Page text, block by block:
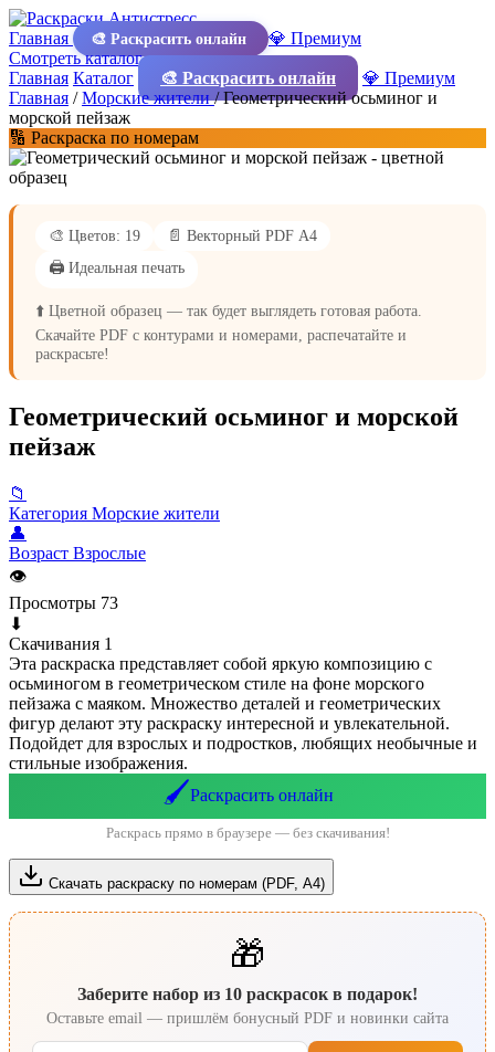
Главная 🎨 Раскрасить онлайн
💎 Премиум
Смотреть каталог
Главная Каталог 🎨 Раскрасить онлайн
💎 Премиум
Главная /Морские жители/Геометрический осьминог и
морской пейзаж
🔢 Раскраска по номерам
🎨 Цветов: 19
📄 Векторный PDF А4
🖨️ Идеальная печать
⬆️ Цветной образец — так будет выглядеть готовая работа.
Скачайте PDF с контурами и номерами, распечатайте и
раскрасьте!
Геометрический осьминог и морской
пейзаж
📁
Категория Морские жители
👤
Возраст Взрослые
👁
Просмотры 73
⬇
Скачивания 1
Эта раскраска представляет собой яркую композицию с
осьминогом в геометрическом стиле на фоне морского
пейзажа с маяком. Множество деталей и геометрических
фигур делают эту раскраску интересной и увлекательной.
Подойдет для взрослых и подростков, любящих необычные и
стильные изображения.
🖌️Раскрасить онлайн
Раскрась прямо в браузере — без скачивания!
Скачать раскраску по номерам (PDF, А4)
🎁
Заберите набор из 10 раскрасок в подарок!
Оставьте email — пришлём бонусный PDF и новинки сайта